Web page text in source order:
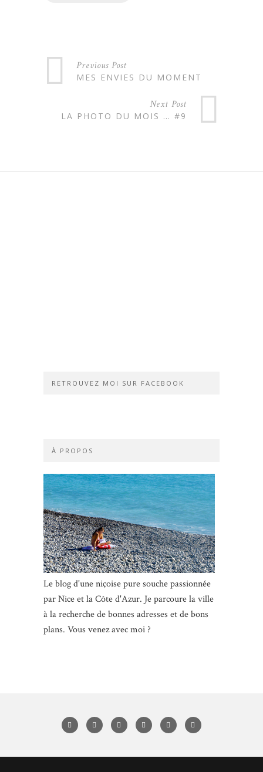
Previous Post
MES ENVIES DU MOMENT
Next Post
LA PHOTO DU MOIS … #9
RETROUVEZ MOI SUR FACEBOOK
À PROPOS
Le blog d'une niçoise pure souche passionnée
par Nice et la Côte d'Azur. Je parcoure la ville
à la recherche de bonnes adresses et de bons
plans. Vous venez avec moi ?